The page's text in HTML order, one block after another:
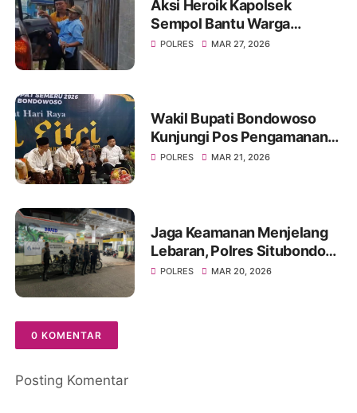
Aksi Heroik Kapolsek
Sempol Bantu Warga
Kecelakaan Saat Akan
POLRES MAR 27, 2026
Wakil Bupati Bondowoso
Kunjungi Pos Pengamanan
Lebaran 2026
POLRES MAR 21, 2026
Jaga Keamanan Menjelang
Lebaran, Polres Situbondo
Intensifkan Patroli Sisir
POLRES MAR 20, 2026
0 KOMENTAR
Posting Komentar